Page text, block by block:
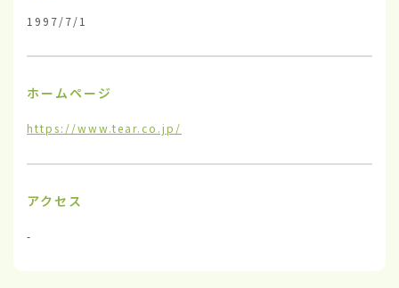
1997/7/1
ホームページ
https://www.tear.co.jp/
アクセス
-